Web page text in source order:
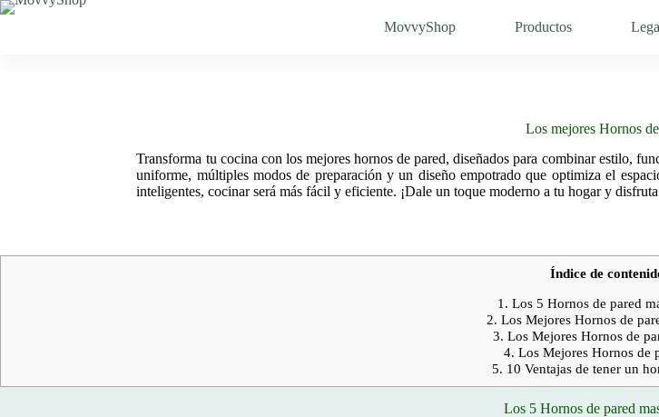
Saltar
MovvyShop Productos
Los mejores Hornos
Transforma tu cocina con los mejores hornos de pared, diseñados para combinar estilo,
uniforme, múltiples modos de preparación y un diseño empotrado que optimiza el
inteligentes, cocinar será más fácil y eficiente. ¡Dale un toque moderno a tu hogar y
Índice de
1. Los 5 Hornos de pared
2. Los Mejores Hornos de
3. Los Mejores Hornos de
4. Los Mejores Hornos de
5. 10 Ventajas de tener un
Los 5 Hornos de pared